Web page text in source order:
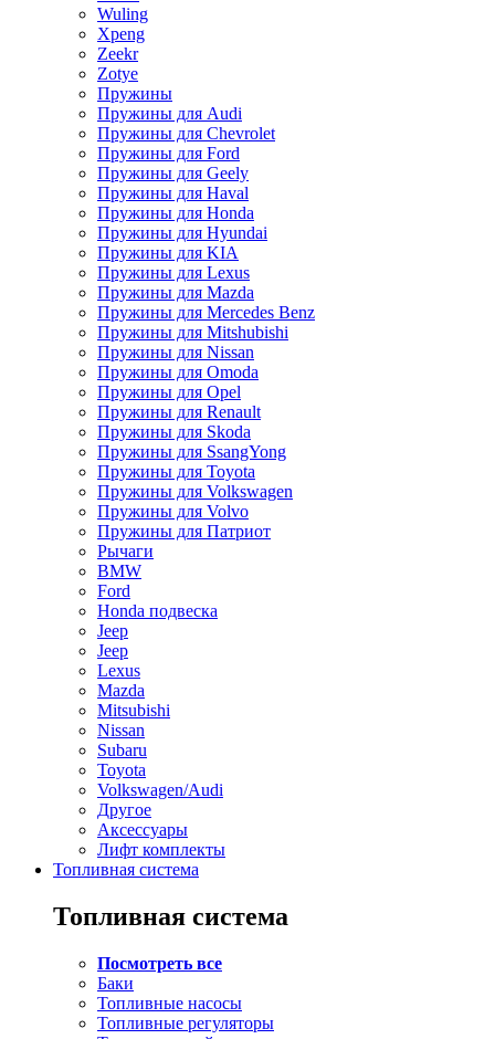
Wuling
Xpeng
Zeekr
Zotye
Пружины
Пружины для Audi
Пружины для Chevrolet
Пружины для Ford
Пружины для Geely
Пружины для Haval
Пружины для Honda
Пружины для Hyundai
Пружины для KIA
Пружины для Lexus
Пружины для Mazda
Пружины для Mercedes Benz
Пружины для Mitshubishi
Пружины для Nissan
Пружины для Omoda
Пружины для Opel
Пружины для Renault
Пружины для Skoda
Пружины для SsangYong
Пружины для Toyota
Пружины для Volkswagen
Пружины для Volvo
Пружины для Патриот
Рычаги
BMW
Ford
Honda подвеска
Jeep
Jeep
Lexus
Mazda
Mitsubishi
Nissan
Subaru
Toyota
Volkswagen/Audi
Другое
Аксессуары
Лифт комплекты
Топливная система
Топливная система
Посмотреть все
Баки
Топливные насосы
Топливные регуляторы